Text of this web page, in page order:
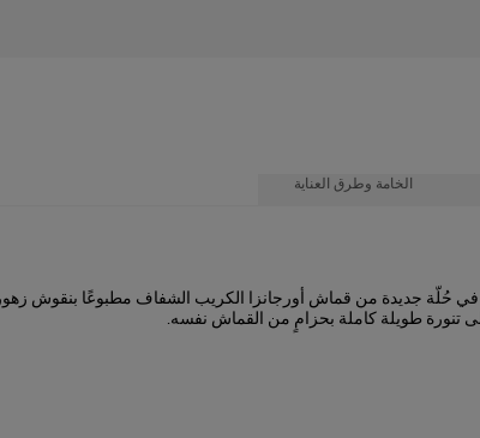
الخامة وطرق العناية
في حُلّة جديدة من قماش أورجانزا الكريب الشفاف مطبوعًا بنقوش
تنورة طويلة كاملة بحزامٍ من القماش نفسه.